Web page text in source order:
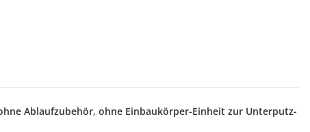
Ablaufzubehör, ohne Einbaukörper-Einheit zur Unterputz-